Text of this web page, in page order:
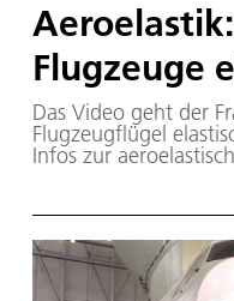
Flugzeuge
Das Video geht der
Flugzeugflügel
Infos zur